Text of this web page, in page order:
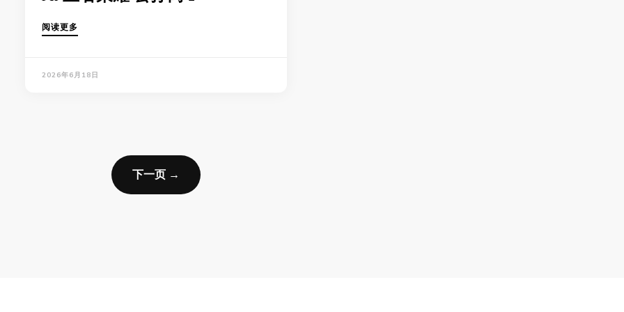
阅读更多
2026年6月18日
下一页 →